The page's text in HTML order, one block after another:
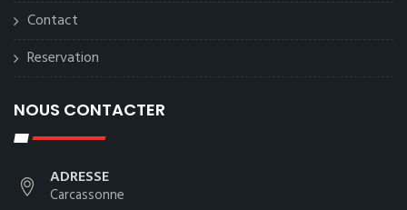
Contact
Reservation
NOUS CONTACTER
ADRESSE
Carcassonne